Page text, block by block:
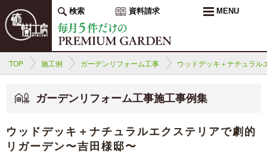
検索 資料請求 MENU
TOP 施工例 ガーデンリフォーム工事 ウッドデッキ＋ナチュラル
ガーデンリフォーム工事施工事例集
ウッドデッキ＋ナチュラルエクステリアで劇的
リガーデン〜吉田様邸〜